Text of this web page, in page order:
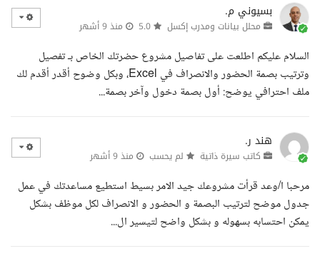
بسيوني م.
محلل بيانات ومدرب إكسل منذ 9 أشهر
السلام عليكم اطلعت على تفاصيل مشروع حضرتك الخاص بـ تفصيل
وترتيب بصمة الحضور والانصراف في Excel، وبكل وضوح أقدر أقدم لك
ملف احترافي يوضح: أول بصمة دخول وآخر بصمة...
هند ر.
كاتب سيرة ذاتية لم يحسب منذ 9 أشهر
مرحبا ا/وعد قرأت مشروعك جيد الامر بسيط استطيع مساعدتك في عمل
جدول موضح لترتيب البصمة و الحضور و الانصراف لكل موظف بشكل
يمكن احتسابه بسهوله و بشكل واضح لتيسير ال...